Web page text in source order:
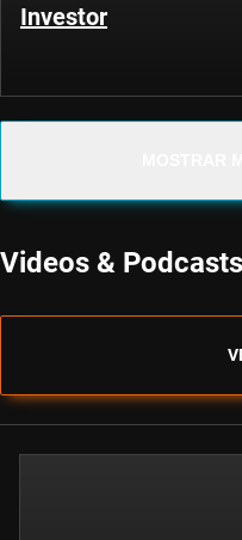
Investor
Videos & Podcasts